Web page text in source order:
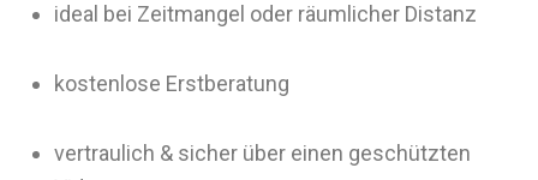
ideal bei Zeitmangel oder räumlicher Distanz
kostenlose Erstberatung
vertraulich & sicher über einen geschützten